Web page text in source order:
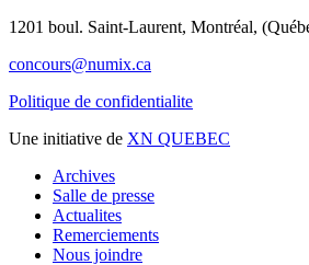
1201 boul. Saint-Laurent, Montréal,
concours@numix.ca
Politique de confidentialite
Une initiative de XN QUEBEC
Archives
Salle de presse
Actualites
Remerciements
Nous joindre